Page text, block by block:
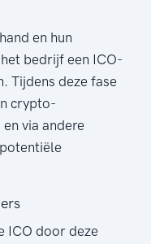
en hun
bedrijf een ICO-
Tijdens deze fase
crypto-
via andere
ICO door deze